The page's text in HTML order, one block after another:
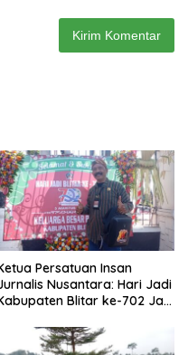
Persatuan Insan
Nusantara: Hari Jadi
Blitar ke-702 Jadi
Pembangunan